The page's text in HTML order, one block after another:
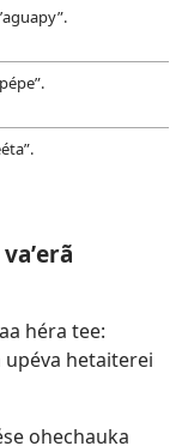
héra tee:
upéva hetaiterei
ohechauka